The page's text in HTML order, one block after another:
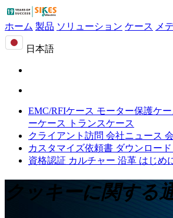
ホーム 製品 ソリューション ケース メ
日本語
EMC/RFIケース モーター保護ケー
ーケース
トランスケース
クライアント訪問 会社ニュース
カスタマイズ依頼書 ダウンロード
資格認証 カルチャー 沿革 はじめ
クッキーに関する